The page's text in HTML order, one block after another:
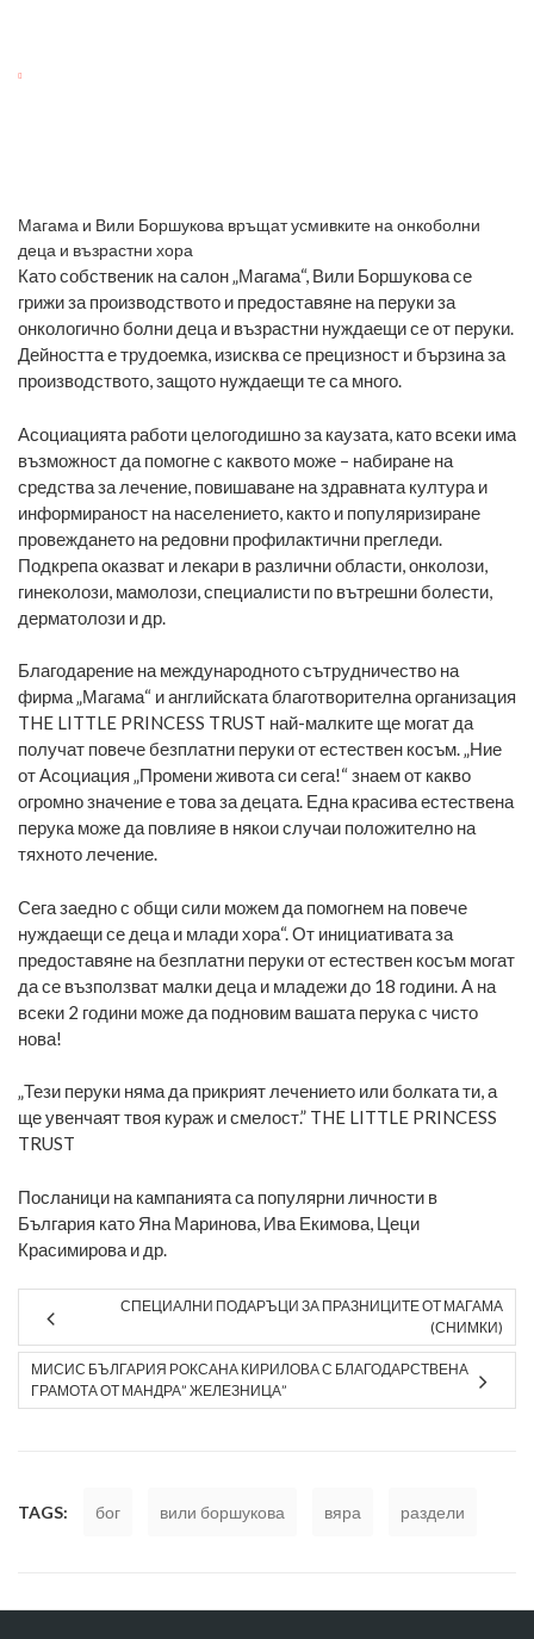
онкологично болни деца и възрастни нуждаещи се от перуки.
Дейността е трудоемка, изисква се прецизност и бързина за
производството, защото нуждаещи те са много.
Асоциацията работи целогодишно за каузата, като всеки има
възможност да помогне с каквото може – набиране на
средства за лечение, повишаване на здравната култура и
информираност на населението, както и популяризиране
провеждането на редовни профилактични прегледи.
Подкрепа оказват и лекари в различни области, онколози,
гинеколози, мамолози, специалисти по вътрешни болести,
дерматолози и др.
Благодарение на международното сътрудничество на
фирма „Магама“ и английската благотворителна организация
THE LITTLE PRINCESS TRUST най-малките ще могат да
получат повече безплатни перуки от естествен косъм. „Ние
от Асоциация „Промени живота си сега!“ знаем от какво
огромно значение е това за децата. Една красива естествена
перука може да повлияе в някои случаи положително на
тяхното лечение.
Сега заедно с общи сили можем да помогнем на повече
нуждаещи се деца и млади хора“. От инициативата за
да се възползват малки деца и младежи до 18 години. А на
всеки 2 години може да подновим вашата перука с чисто
нова!
„Тези перуки няма да прикрият лечението или болката ти, а
ще увенчаят твоя кураж и смелост.” THE LITTLE PRINCESS
Посланици на кампанията са популярни личности в
България като Яна Маринова, Ива Екимова, Цеци
СПЕЦИАЛНИ ПОДАРЪЦИ ЗА ПРАЗНИЦИТЕ ОТ МАГАМА
ГРАМОТА ОТ МАНДРА” ЖЕЛЕЗНИЦА”